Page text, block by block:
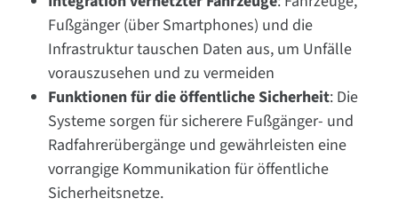
Fußgänger (über Smartphones) und die
Infrastruktur tauschen Daten aus, um Unfälle
vorauszusehen und zu vermeiden
Funktionen für die öffentliche Sicherheit: Die
Systeme sorgen für sicherere Fußgänger- und
Radfahrerübergänge und gewährleisten eine
vorrangige Kommunikation für öffentliche
Sicherheitsnetze.